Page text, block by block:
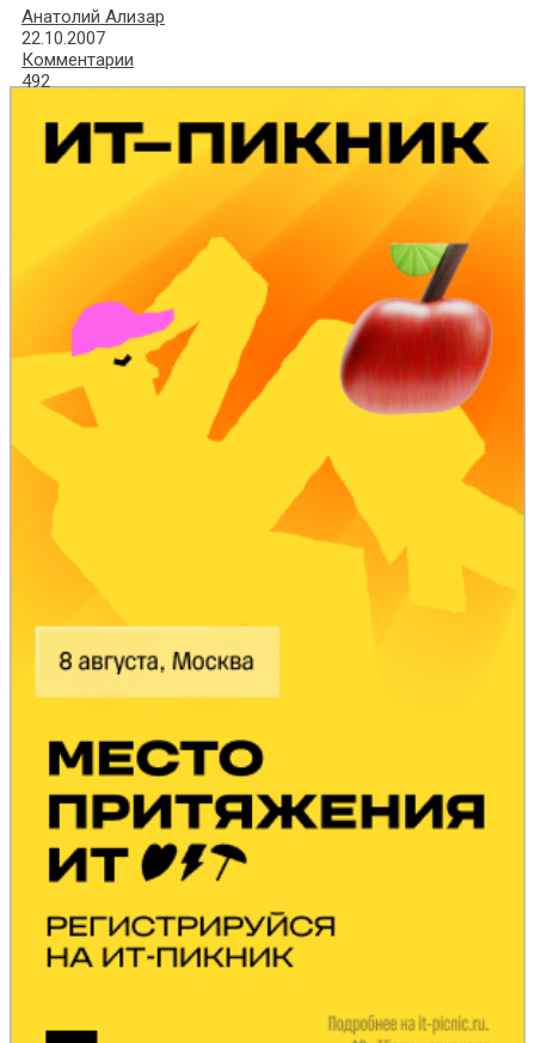
Анатолий Ализар
22.10.2007
Комментарии
492